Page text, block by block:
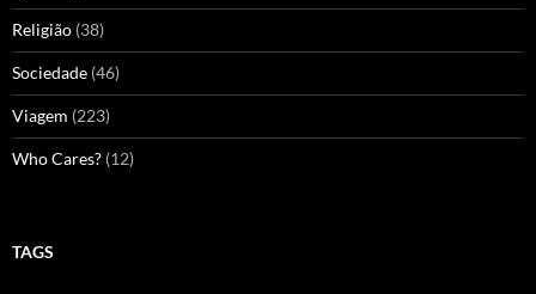
Religião (38)
Sociedade (46)
Viagem (223)
Who Cares? (12)
TAGS